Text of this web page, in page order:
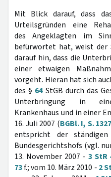
Mit Blick darauf, dass
Urteilsgründen eine
des Angeklagten im
befürwortet hat, weist der
darauf hin, dass die
einer etwaigen
vorgeht. Hieran hat sich
des § 64StGB durch das
Unterbringung in
Krankenhaus und in einer
16. Juli 2007 (BGBl. I, S. 1327
entspricht der ständigen
Bundesgerichtshofs (vgl.
13. November 2007 - 3 StR
73f.; vom 10. März 2010 - 2